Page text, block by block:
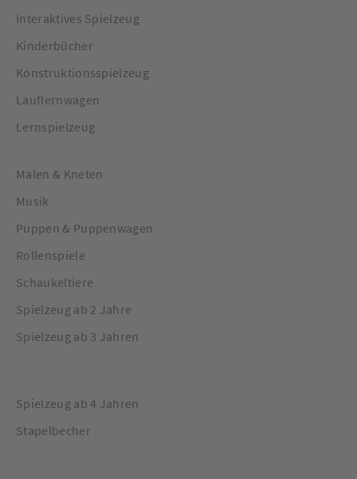
Interaktives Spielzeug
Kinderbücher
Konstruktionsspielzeug
Lauflernwagen
Lernspielzeug
Malen & Kneten
Musik
Puppen & Puppenwagen
Rollenspiele
Schaukeltiere
Spielzeug ab 2 Jahre
Spielzeug ab 3 Jahren
Spielzeug ab 4 Jahren
Stapelbecher